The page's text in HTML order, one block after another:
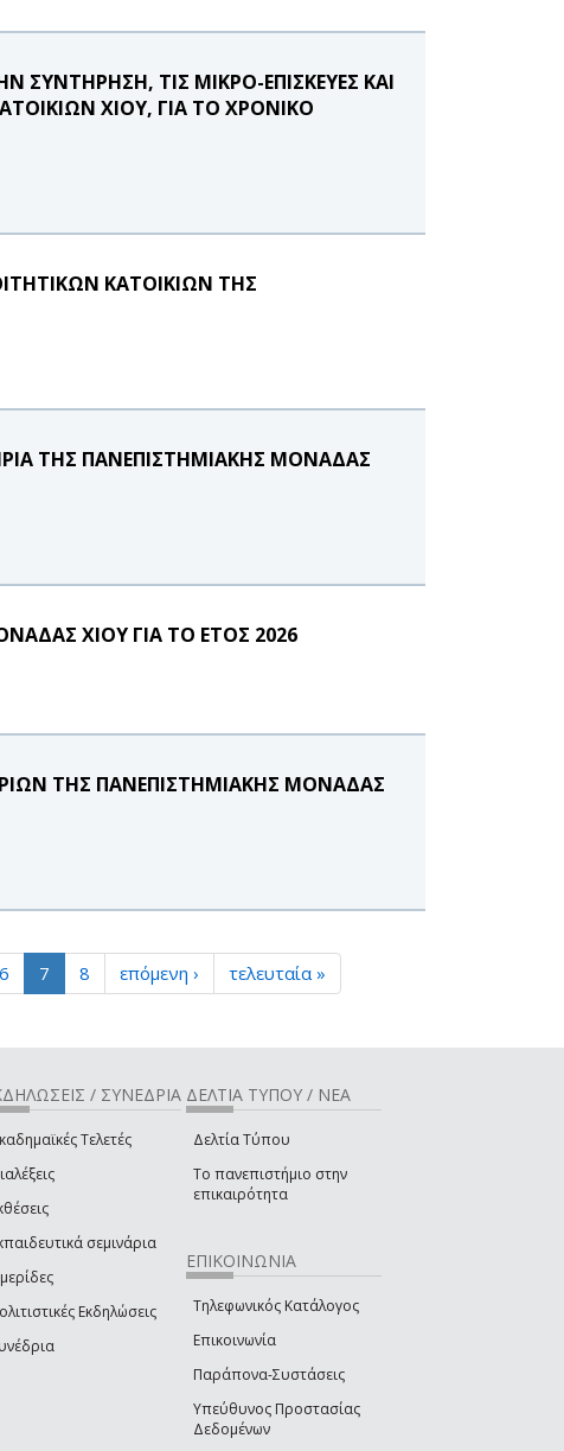
ΤΙΣ ΜΙΚΡΟ-ΕΠΙΣΚΕΥΕΣ ΚΑΙ
ΧΙΟΥ, ΓΙΑ ΤΟ ΧΡΟΝΙΚΟ
ΚΑΤΟΙΚΙΩΝ ΤΗΣ
ΤΗΣ ΠΑΝΕΠΙΣΤΗΜΙΑΚΗΣ ΜΟΝΑΔΑΣ
ΧΙΟΥ ΓΙΑ ΤΟ ΕΤΟΣ 2026
ΤΗΣ ΠΑΝΕΠΙΣΤΗΜΙΑΚΗΣ ΜΟΝΑΔΑΣ
6 7 8 επόμενη › τελευταία »
/ ΣΥΝΕΔΡΙΑ
Τελετές
σεμινάρια
Εκδηλώσεις
ΔΕΛΤΙΑ ΤΥΠΟΥ / ΝΕΑ
Δελτία Τύπου
Το πανεπιστήμιο στην
επικαιρότητα
ΕΠΙΚΟΙΝΩΝΙΑ
Τηλεφωνικός Κατάλογος
Επικοινωνία
Παράπονα-Συστάσεις
Υπεύθυνος Προστασίας
Δεδομένων